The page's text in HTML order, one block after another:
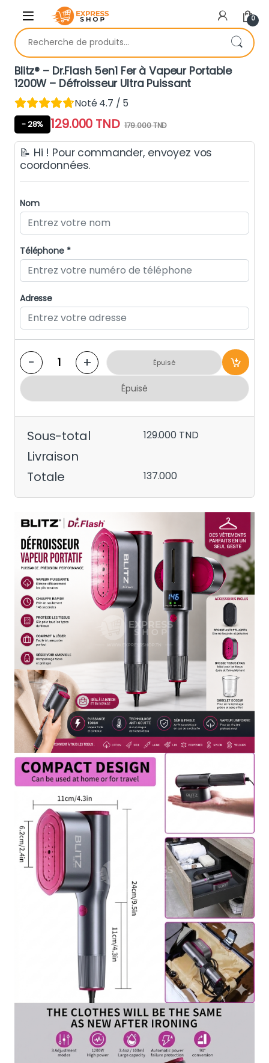
Skip to navigation
Skip to content
0
Recherche pour :
Blitz® – Dr.Flash 5en1 Fer à Vapeur Portable
1200W – Défroisseur Ultra Puissant
Noté 4.7 / 5
- 28% 129.000 TND 179.000TND
📝 Hi ! Pour commander, envoyez vos
coordonnées.
Nom
Téléphone *
Adresse
- + Épuisé
Épuisé
Sous-total 129.000 TND
Livraison
Totale
137.000